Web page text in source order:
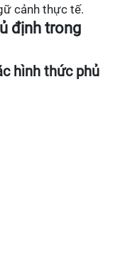
cảnh thực tế.
định trong
hình thức phủ